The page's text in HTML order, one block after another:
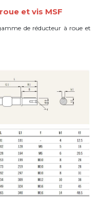
et vis MSF
de réducteur à roue et